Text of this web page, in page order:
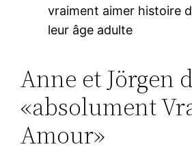
vraiment aimer histoire
leur âge adulte
Anne et Jörgen
«absolument
Amour»